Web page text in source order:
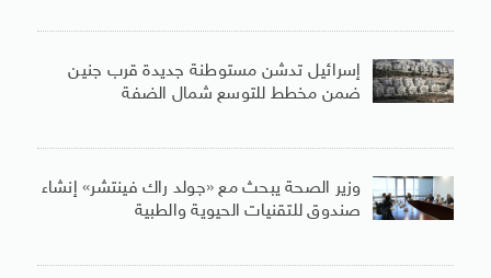
إسرائيل تدشن مستوطنة جديدة قرب جنين
ضمن مخطط للتوسع شمال الضفة
وزير الصحة يبحث مع «جولد راك فينتشر» إنشاء
صندوق للتقنيات الحيوية والطبية